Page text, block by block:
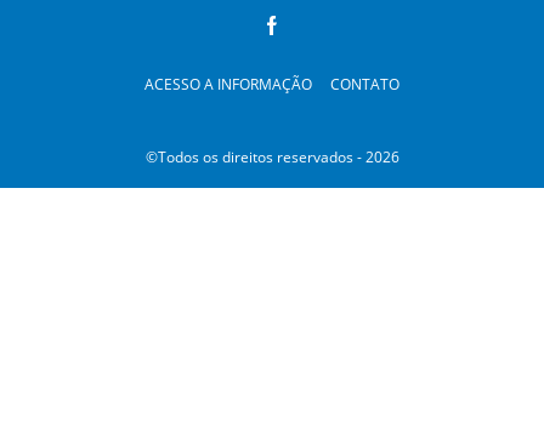
ACESSO A INFORMAÇÃO CONTATO
©Todos os direitos reservados - 2026